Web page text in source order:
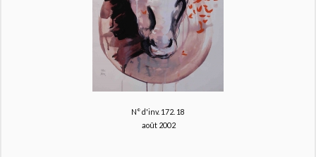
N° d'inv. 172. 18
août 2002